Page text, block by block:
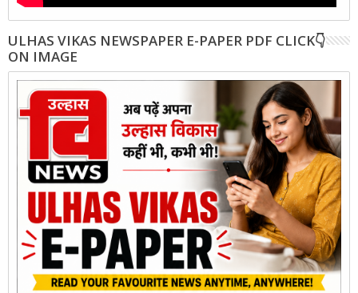
ULHAS VIKAS NEWSPAPER E-PAPER PDF CLICK👇
ON IMAGE